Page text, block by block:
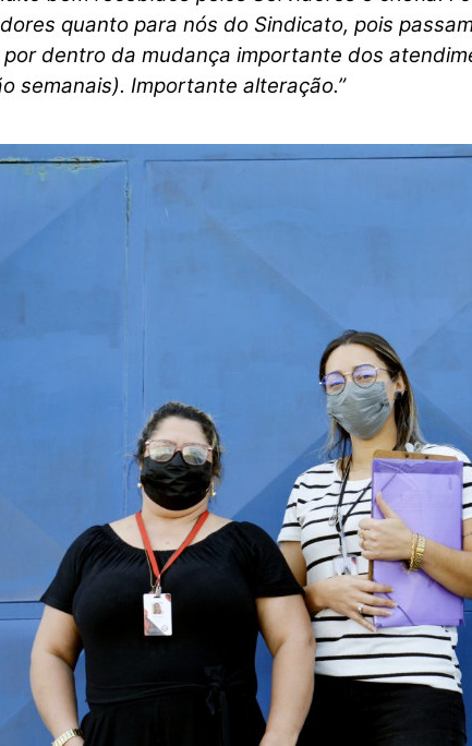
quanto para nós do Sindicato, pois
por dentro da mudança importante dos
semanais). Importante alteração.”